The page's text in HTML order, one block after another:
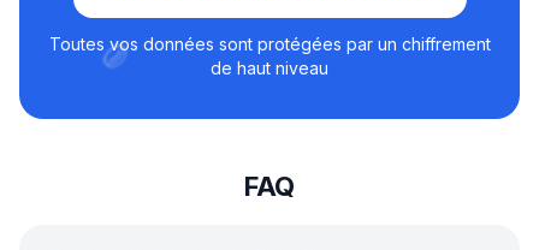
Toutes vos données sont protégées par un chiffrement
de haut niveau
FAQ